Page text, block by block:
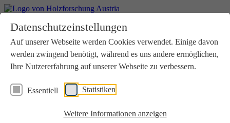
Datenschutzeinstellungen
Auf unserer Webseite werden Cookies verwendet. Einige davon
werden zwingend benötigt, während es uns andere ermöglichen,
Ihre Nutzererfahrung auf unserer Webseite zu verbessern.
Essentiell Statistiken
Weitere Informationen anzeigen
Aktuelles
Downloads
Kontakt
Login
Verein
Wir unterstützen die Interessen der Holzbranche in enger
Zusammenarbeit mit Wissenschaft und Wirtschaft.